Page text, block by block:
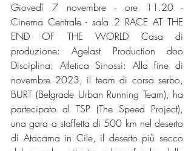
Giovedì 7 novembre - ore 11.20 -
Cinema Centrale - sala 2 RACE AT THE
END OF THE WORLD Casa di
produzione: Agelast Production doo
Disciplina: Atletica Sinossi: Alla fine di
novembre 2023, il team di corsa serbo,
BURT (Belgrade Urban Running Team), ha
partecipato al TSP (The Speed Project),
una gara a staffetta di 500 km nel deserto
di Atacama in Cile, il deserto più secco